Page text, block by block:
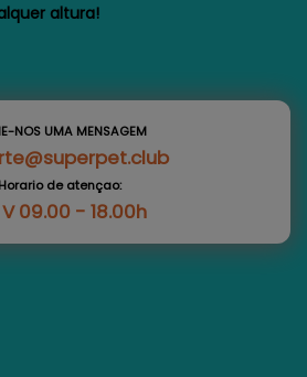
altura!
NOS UMA MENSAGEM
Horario de atençao:
V 09.00 - 18.00h